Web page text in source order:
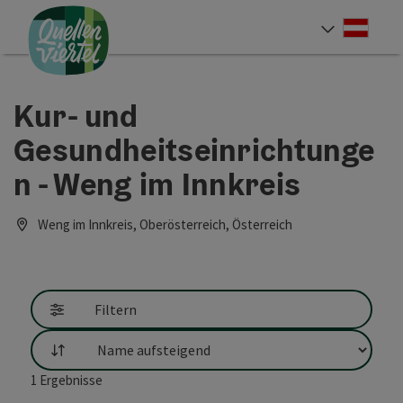
Zum Inhalt
Zur Navigation
Zum Seitenanfang
Kur- und
Gesundheitseinrichtunge
n - Weng im Innkreis
Weng im Innkreis, Oberösterreich, Österreich
Filtern
Sortierung
1 Ergebnisse